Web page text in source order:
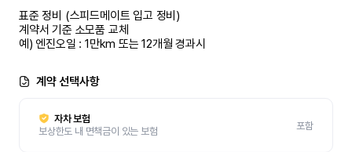
표준 정비 (스피드메이트 입고 정비)
계약서 기준 소모품 교체
예) 엔진오일 : 1만km 또는 12개월 경과시
계약 선택사항
자차 보험
보상한도 내 면책금이 있는 보험
포함